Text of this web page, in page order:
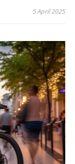
5 April 2025